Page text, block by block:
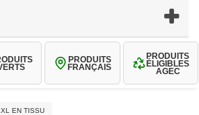
PRODUITS
FRANÇAIS
PRODUITS
ÉLIGIBLES
AGEC
EN TISSU